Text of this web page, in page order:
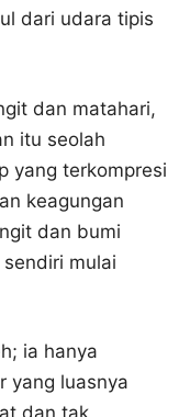
dari udara tipis
dan matahari,
itu seolah
yang terkompresi
keagungan
dan bumi
mulai
ia hanya
yang luasnya
dan tak